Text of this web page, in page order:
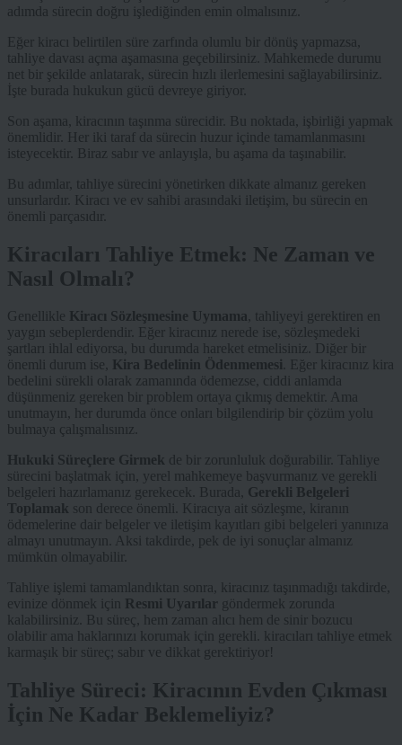
adımda sürecin doğru işlediğinden emin olmalısınız.
Eğer kiracı belirtilen süre zarfında olumlu bir dönüş yapmazsa,
tahliye davası açma aşamasına geçebilirsiniz. Mahkemede durumu
net bir şekilde anlatarak, sürecin hızlı ilerlemesini sağlayabilirsiniz.
İşte burada hukukun gücü devreye giriyor.
Son aşama, kiracının taşınma sürecidir. Bu noktada, işbirliği yapmak
önemlidir. Her iki taraf da sürecin huzur içinde tamamlanmasını
isteyecektir. Biraz sabır ve anlayışla, bu aşama da taşınabilir.
Bu adımlar, tahliye sürecini yönetirken dikkate almanız gereken
unsurlardır. Kiracı ve ev sahibi arasındaki iletişim, bu sürecin en
önemli parçasıdır.
Kiracıları Tahliye Etmek: Ne Zaman ve
Nasıl Olmalı?
Genellikle Kiracı Sözleşmesine Uymama, tahliyeyi gerektiren en
yaygın sebeplerdendir. Eğer kiracınız nerede ise, sözleşmedeki
şartları ihlal ediyorsa, bu durumda hareket etmelisiniz. Diğer bir
önemli durum ise, Kira Bedelinin Ödenmemesi . Eğer kiracınız kira
bedelini sürekli olarak zamanında ödemezse, ciddi anlamda
düşünmeniz gereken bir problem ortaya çıkmış demektir. Ama
unutmayın, her durumda önce onları bilgilendirip bir çözüm yolu
bulmaya çalışmalısınız.
Hukuki Süreçlere Girmek de bir zorunluluk doğurabilir. Tahliye
sürecini başlatmak için, yerel mahkemeye başvurmanız ve gerekli
belgeleri hazırlamanız gerekecek. Burada, Gerekli Belgeleri
Toplamak son derece önemli. Kiracıya ait sözleşme, kiranın
ödemelerine dair belgeler ve iletişim kayıtları gibi belgeleri yanınıza
almayı unutmayın. Aksi takdirde, pek de iyi sonuçlar almanız
mümkün olmayabilir.
Tahliye işlemi tamamlandıktan sonra, kiracınız taşınmadığı takdirde,
evinize dönmek için Resmi Uyarılar göndermek zorunda
kalabilirsiniz. Bu süreç, hem zaman alıcı hem de sinir bozucu
olabilir ama haklarınızı korumak için gerekli. kiracıları tahliye etmek
karmaşık bir süreç; sabır ve dikkat gerektiriyor!
Tahliye Süreci: Kiracının Evden Çıkması
İçin Ne Kadar Beklemeliyiz?